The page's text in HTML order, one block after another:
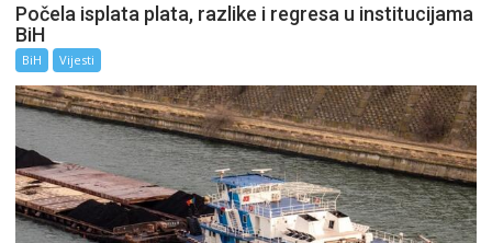
Počela isplata plata, razlike i regresa u institucijama
BiH
BiH Vijesti